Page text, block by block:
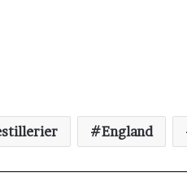
England